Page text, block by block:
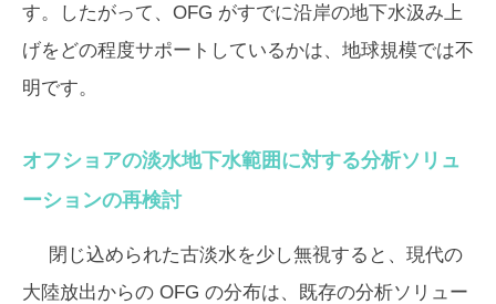
す。したがって、OFG がすでに沿岸の地下水汲み上
げをどの程度サポートしているかは、地球規模では不
明です。
オフショアの淡水地下水範囲に対する分析ソリュ
ーションの再検討
閉じ込められた古淡水を少し無視すると、現代の
大陸放出からの OFG の分布は、既存の分析ソリュー